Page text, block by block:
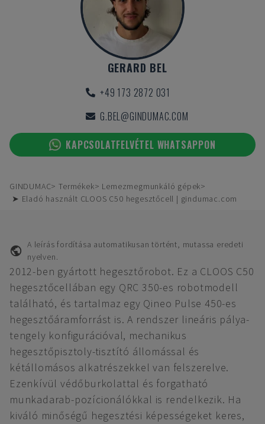
GERARD BEL
+49 173 2872 031
G.BEL@GINDUMAC.COM
KAPCSOLATFELVÉTEL WHATSAPPON
GINDUMAC Termékek
Lemezmegmunkáló gépek
➤ Eladó használt CLOOS C50 hegesztőcell | gindumac.com
A leírás fordítása automatikusan történt, mutassa eredeti
nyelven.
2012-ben gyártott hegesztőrobot. Ez a CLOOS C50
hegesztőcellában egy QRC 350-es robotmodell
található, és tartalmaz egy Qineo Pulse 450-es
hegesztőáramforrást is. A rendszer lineáris pálya-
tengely konfigurációval, mechanikus
hegesztőpisztoly-tisztító állomással és
kétállomásos alkatrészekkel van felszerelve.
Ezenkívül védőburkolattal és forgatható
munkadarab-pozícionálókkal is rendelkezik. Ha
kiváló minőségű hegesztési képességeket keres,